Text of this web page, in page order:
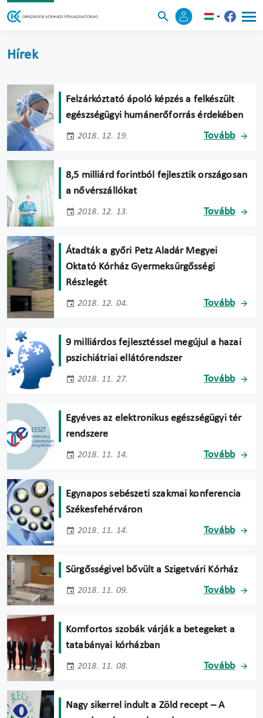
Hírek
Felzárkóztató ápoló képzés a felkészült
egészségügyi humánerőforrás érdekében
2018. 12. 19. Tovább
8,5 milliárd forintból fejlesztik országosan
a nővérszállókat
2018. 12. 13. Tovább
Átadták a győri Petz Aladár Megyei
Oktató Kórház Gyermeksürgősségi
Részlegét
2018. 12. 04. Tovább
9 milliárdos fejlesztéssel megújul a hazai
pszichiátriai ellátórendszer
2018. 11. 27. Tovább
Egyéves az elektronikus egészségügyi tér
rendszere
2018. 11. 14. Tovább
Egynapos sebészeti szakmai konferencia
Székesfehérváron
2018. 11. 14. Tovább
Sürgősségivel bővült a Szigetvári Kórház
2018. 11. 09. Tovább
Komfortos szobák várják a betegeket a
tatabányai kórházban
2018. 11. 08. Tovább
Nagy sikerrel indult a Zöld recept – A